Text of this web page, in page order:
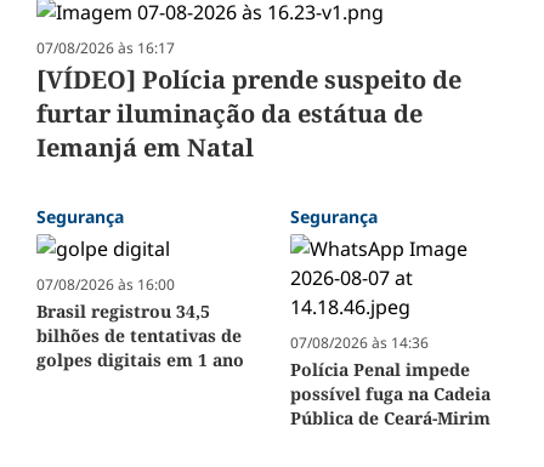
07/08/2026 às 16:17
[VÍDEO] Polícia prende suspeito de
furtar iluminação da estátua de
Iemanjá em Natal
Segurança
07/08/2026 às 16:00
Brasil registrou 34,5
bilhões de tentativas de
golpes digitais em 1 ano
Segurança
07/08/2026 às 14:36
Polícia Penal impede
possível fuga na Cadeia
Pública de Ceará-Mirim